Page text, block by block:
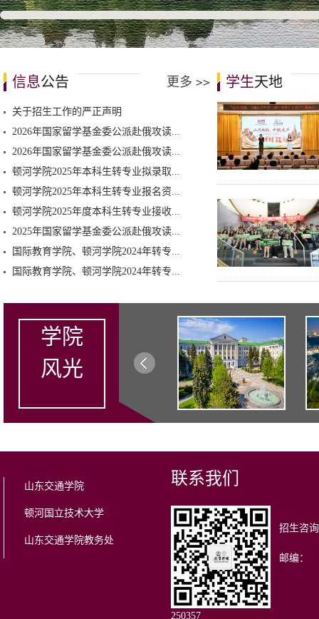
信息公告 更多 >>
关于招生工作的严正声明
2026年国家留学基金委公派赴俄攻读...
2026年国家留学基金委公派赴俄攻读...
顿河学院2025年本科生转专业拟录取...
顿河学院2025年本科生转专业报名资...
顿河学院2025年度本科生转专业接收...
2025年国家留学基金委公派赴俄攻读...
国际教育学院、顿河学院2024年转专...
国际教育学院、顿河学院2024年转专...
学生天地
学院
风光
山东交通学院
顿河国立技术大学
山东交通学院教务处
联系我们
招生
邮编：